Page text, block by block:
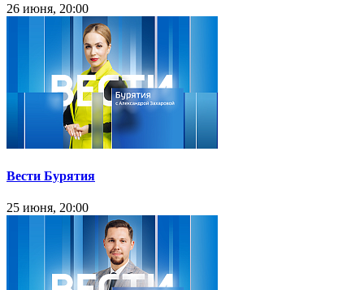
26 июня, 20:00
Вести Бурятия
25 июня, 20:00